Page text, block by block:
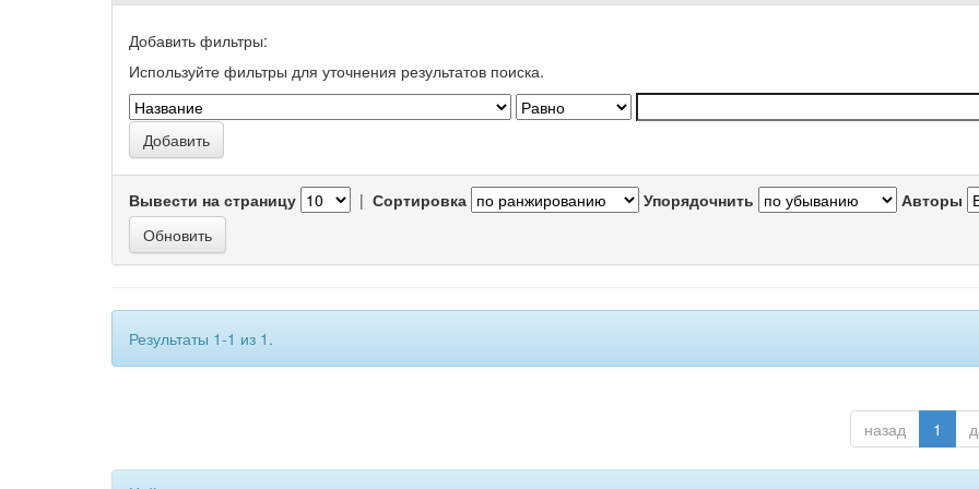
Добавить фильтры:
Используйте фильтры для уточнения результатов поиска.
Вывести на страницу | Сортировка Упорядочнить Авторы
Результаты 1-1 из 1.
назад 1